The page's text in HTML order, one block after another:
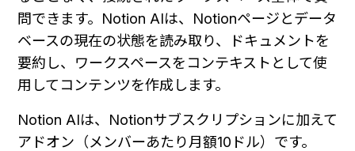
問できます。Notion AIは、Notionページとデータ
ベースの現在の状態を読み取り、ドキュメントを
要約し、ワークスペースをコンテキストとして使
用してコンテンツを作成します。
Notion AIは、Notionサブスクリプションに加えて
アドオン（メンバーあたり月額10ドル）です。